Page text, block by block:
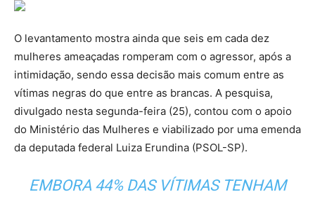
O levantamento mostra ainda que seis em cada dez
mulheres ameaçadas romperam com o agressor, após a
intimidação, sendo essa decisão mais comum entre as
vítimas negras do que entre as brancas. A pesquisa,
divulgado nesta segunda-feira (25), contou com o apoio
do Ministério das Mulheres e viabilizado por uma emenda
da deputada federal Luiza Erundina (PSOL-SP).
EMBORA 44% DAS VÍTIMAS TENHAM